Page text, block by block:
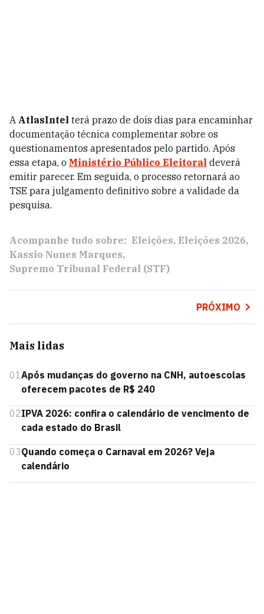
A AtlasIntel terá prazo de dois dias para encaminhar
documentação técnica complementar sobre os
questionamentos apresentados pelo partido. Após
essa etapa, o Ministério Público Eleitoral deverá
emitir parecer. Em seguida, o processo retornará ao
TSE para julgamento definitivo sobre a validade da
pesquisa.
Acompanhe tudo sobre: Eleições Eleições 2026
Kassio Nunes Marques
Supremo Tribunal Federal (STF)
PRÓXIMO
Mais lidas
01Após mudanças do governo na CNH, autoescolas
oferecem pacotes de R$ 240
02IPVA 2026: confira o calendário de vencimento de
cada estado do Brasil
03Quando começa o Carnaval em 2026? Veja
calendário